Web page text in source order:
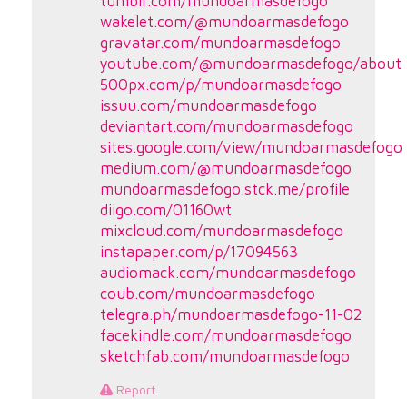
wakelet.com/@mundoarmasdefogo
gravatar.com/mundoarmasdefogo
youtube.com/@mundoarmasdefogo/about
500px.com/p/mundoarmasdefogo
issuu.com/mundoarmasdefogo
deviantart.com/mundoarmasdefogo
sites.google.com/view/mundoarmasdefogo
medium.com/@mundoarmasdefogo
mundoarmasdefogo.stck.me/profile
diigo.com/01160wt
mixcloud.com/mundoarmasdefogo
instapaper.com/p/17094563
audiomack.com/mundoarmasdefogo
coub.com/mundoarmasdefogo
telegra.ph/mundoarmasdefogo-11-02
facekindle.com/mundoarmasdefogo
sketchfab.com/mundoarmasdefogo
Report